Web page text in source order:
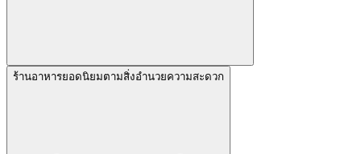
ร้านอาหารยอดนิยมตามสิ่งอำนวยความสะดวก